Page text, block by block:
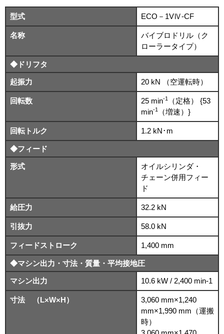
型式 ECO－1VⅣ-CF
名称
バイブロドリル（ク
ローラータイプ）
◆ドリフタ
起振力 20 kN （空運転時）
回転数 25 min-1（定格） {53
min-1（増速）}
回転トルク 1.2 kN･m
◆フィード
形式
オイルシリンダ・
チェーン併用フィー
ド
給圧力 32.2 kN
引抜力 58.0 kN
フィードストローク 1,400 mm
◆マシン出力・寸法・質量・平均接地圧
マシン出力 10.6 kW / 2,400 min-1
寸法 （L×W×H）
3,060 mm×1,240
mm×1,990 mm（運搬
時）